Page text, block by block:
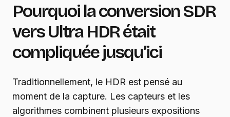
Pourquoi la conversion SDR
vers Ultra HDR était
compliquée jusqu’ici
Traditionnellement, le HDR est pensé au
moment de la capture. Les capteurs et les
algorithmes combinent plusieurs expositions